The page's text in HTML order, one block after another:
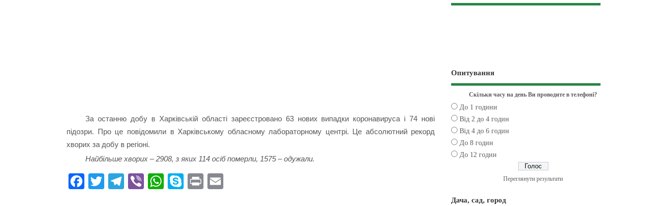
За останню добу в Харківській області зареєстровано 63 нових випадки коронавируса і 74 нові
підозри. Про це повідомили в Харківському обласному лабораторному центрі. Це абсолютний рекорд
хворих за добу в регіоні.
Найбільше хворих – 2908, з яких 114 осіб померли, 1575 – одужали.
Fa T
Te Vi
W
S
Pr
Опитування
Скільки часу на день Ви проводите в телефоні?
До 1 години
Від 2 до 4 годин
Від 4 до 6 годин
До 8 годин
До 12 годин
Переглянути результати
Дача, сад, город